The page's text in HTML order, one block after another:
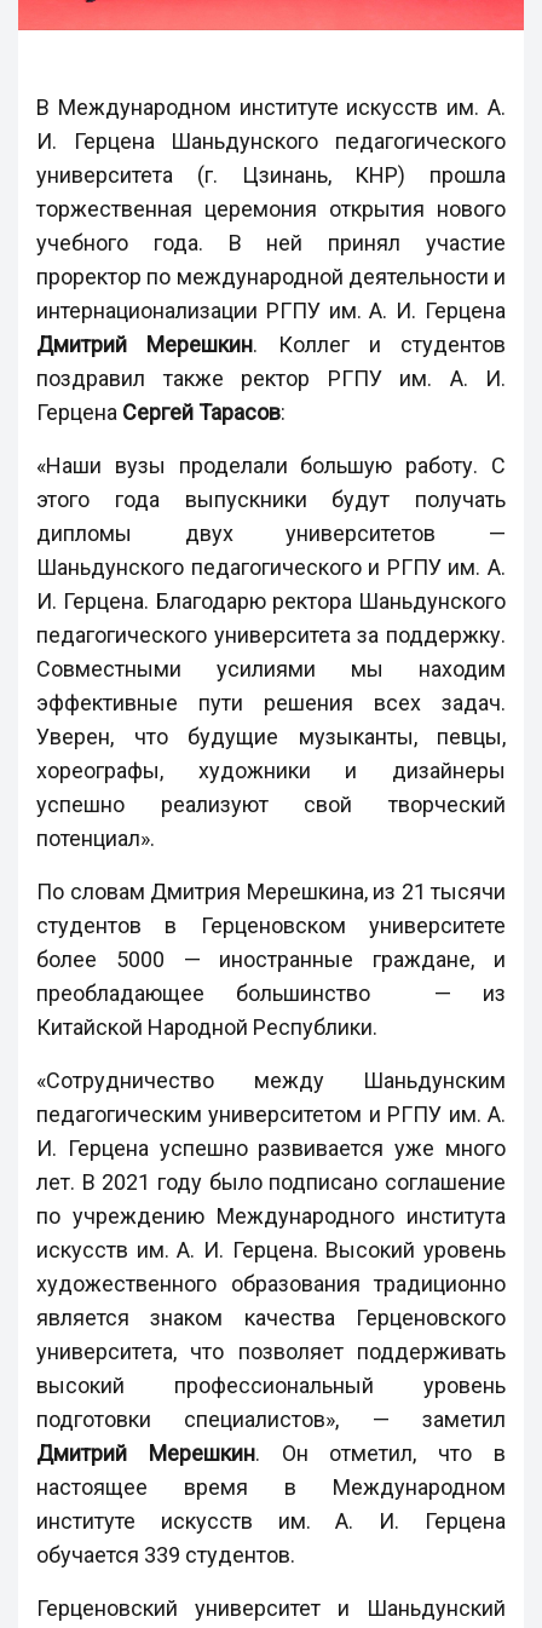
В Международном институте искусств им. А.
И. Герцена Шаньдунского педагогического
университета (г. Цзинань, КНР) прошла
торжественная церемония открытия нового
учебного года. В ней принял участие
проректор по международной деятельности и
интернационализации РГПУ им. А. И. Герцена
Дмитрий Мерешкин. Коллег и студентов
поздравил также ректор РГПУ им. А. И.
Герцена Сергей Тарасов:
«Наши вузы проделали большую работу. С
этого года выпускники будут получать
дипломы двух университетов —
Шаньдунского педагогического и РГПУ им. А.
И. Герцена. Благодарю ректора Шаньдунского
педагогического университета за поддержку.
Совместными усилиями мы находим
эффективные пути решения всех задач.
Уверен, что будущие музыканты, певцы,
хореографы, художники и дизайнеры
успешно реализуют свой творческий
потенциал».
По словам Дмитрия Мерешкина, из 21 тысячи
студентов в Герценовском университете
более 5000 — иностранные граждане, и
преобладающее большинство — из
Китайской Народной Республики.
«Сотрудничество между Шаньдунским
педагогическим университетом и РГПУ им. А.
И. Герцена успешно развивается уже много
лет. В 2021 году было подписано соглашение
по учреждению Международного института
искусств им. А. И. Герцена. Высокий уровень
художественного образования традиционно
является знаком качества Герценовского
университета, что позволяет поддерживать
высокий профессиональный уровень
подготовки специалистов», — заметил
Дмитрий Мерешкин. Он отметил, что в
настоящее время в Международном
институте искусств им. А. И. Герцена
обучается 339 студентов.
Герценовский университет и Шаньдунский